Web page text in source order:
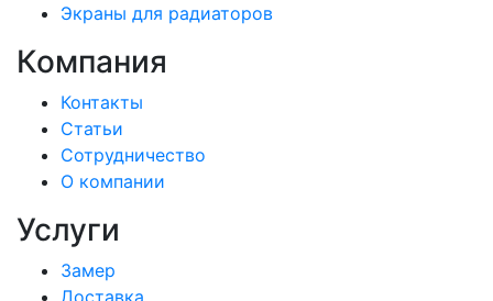
Экраны для радиаторов
Компания
Контакты
Статьи
Сотрудничество
О компании
Услуги
Замер